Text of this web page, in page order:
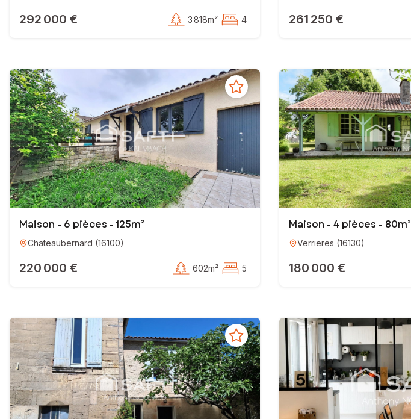
292 000 € 3 818m² 4 261 250 €
Maison - 6 pièces - 125m²
Chateaubernard (16100)
220 000 € 602m² 5
Maison - 4 pièces - 80m²
Verrieres (16130)
180 000 €